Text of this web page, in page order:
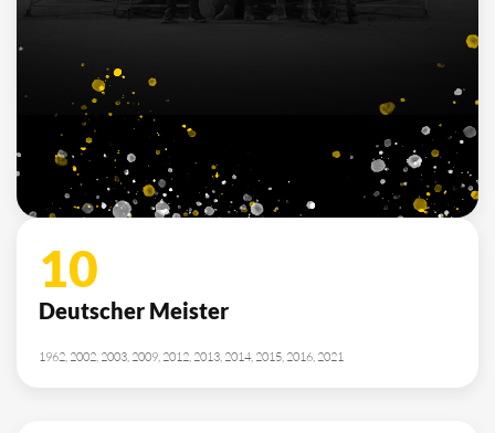
10
Deutscher Meister
1962, 2002, 2003, 2009, 2012, 2013, 2014, 2015, 2016, 2021